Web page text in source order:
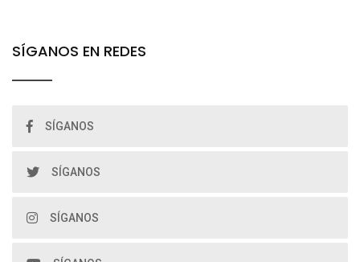
SÍGANOS EN REDES
SÍGANOS
SÍGANOS
SÍGANOS